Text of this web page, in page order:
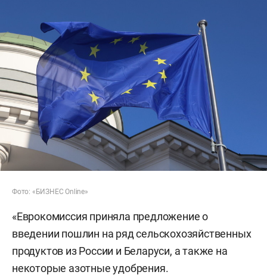
Фото: «БИЗНЕСOnline»
«Еврокомиссия приняла предложение о
введении пошлин на ряд сельскохозяйственных
продуктов из России и Беларуси, а также на
некоторые азотные удобрения.